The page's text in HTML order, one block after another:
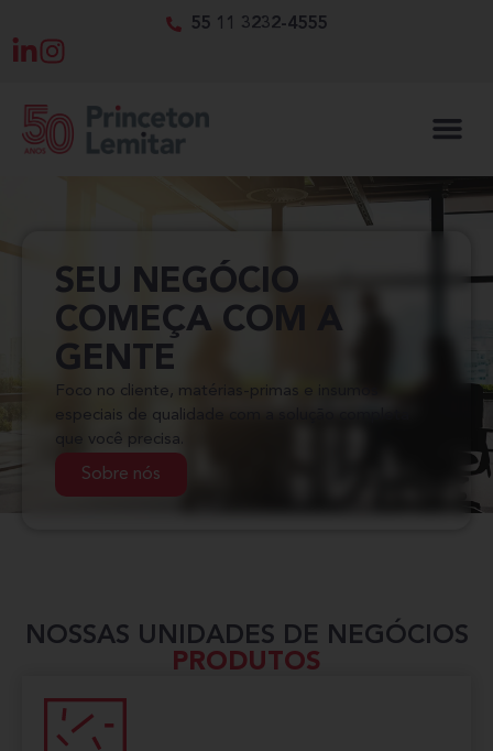
55 11 3232-4555
SEU NEGÓCIO
COMEÇA COM A
GENTE
Foco no cliente, matérias-primas e insumos
especiais de qualidade com a solução completa
que você precisa.
Sobre nós
NOSSAS UNIDADES DE NEGÓCIOS
PRODUTOS